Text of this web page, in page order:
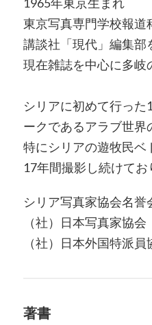
東京写真専門学校報道
講談社「現代」編集部
現在雑誌を中心に多岐
シリアに初めて行った
ークであるアラブ世界
特にシリアの遊牧民ベ
17年間撮影し続けて
シリア写真家協会名誉
（社）日本写真家協会
（社）日本外国特派
著書